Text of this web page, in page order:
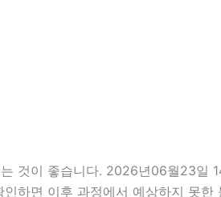
것이 좋습니다. 2026년06월23일
하면 이후 과정에서 예상하지 못한